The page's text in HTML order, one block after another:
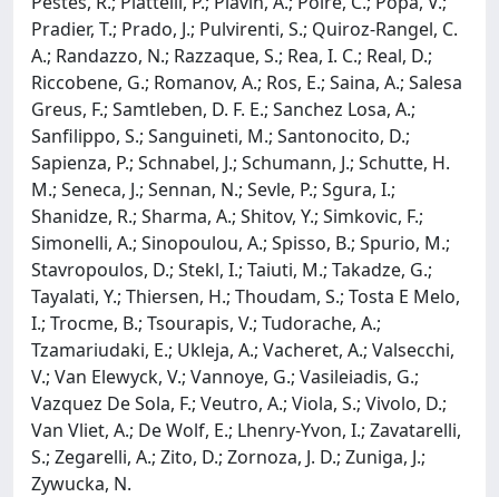
Pradier, T.; Prado, J.; Pulvirenti, S.; Quiroz-Rangel, C.
A.; Randazzo, N.; Razzaque, S.; Rea, I. C.; Real, D.;
Riccobene, G.; Romanov, A.; Ros, E.; Saina, A.; Salesa
Greus, F.; Samtleben, D. F. E.; Sanchez Losa, A.;
Sanfilippo, S.; Sanguineti, M.; Santonocito, D.;
Sapienza, P.; Schnabel, J.; Schumann, J.; Schutte, H.
M.; Seneca, J.; Sennan, N.; Sevle, P.; Sgura, I.;
Shanidze, R.; Sharma, A.; Shitov, Y.; Simkovic, F.;
Simonelli, A.; Sinopoulou, A.; Spisso, B.; Spurio, M.;
Stavropoulos, D.; Stekl, I.; Taiuti, M.; Takadze, G.;
Tayalati, Y.; Thiersen, H.; Thoudam, S.; Tosta E Melo,
I.; Trocme, B.; Tsourapis, V.; Tudorache, A.;
Tzamariudaki, E.; Ukleja, A.; Vacheret, A.; Valsecchi,
V.; Van Elewyck, V.; Vannoye, G.; Vasileiadis, G.;
Vazquez De Sola, F.; Veutro, A.; Viola, S.; Vivolo, D.;
Van Vliet, A.; De Wolf, E.; Lhenry-Yvon, I.; Zavatarelli,
S.; Zegarelli, A.; Zito, D.; Zornoza, J. D.; Zuniga, J.;
Zywucka, N.